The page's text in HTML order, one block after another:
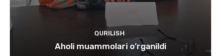
QURILISH
Aholi muammolari o’rganildi